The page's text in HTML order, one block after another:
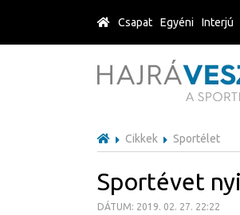
Cikkek Sportélet
Sportévet
DÁTUM: 2019. 02. 27. 22:22
Csapat Egyéni Interjú